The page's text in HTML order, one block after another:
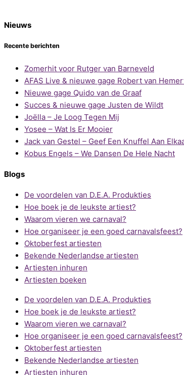
Nieuws
Recente berichten
Zomerhit voor Rutger van Barneveld
AFAS Live & nieuwe gage Robert van
Nieuwe gage Quido van de Graaf
Succes & nieuwe gage Justen de Wildt
Joëlla – Je Loog Tegen Mij
Yosee – Wat Is Er Mooier
Jack van Gestel – Geef Een Knuffel Aan
Kobus Engels – We Dansen De Hele Nacht
Blogs
De voordelen van D.E.A. Produkties
Hoe boek je de leukste artiest?
Waarom vieren we carnaval?
Hoe organiseer je een goed carnavalsfeest?
Oktoberfest artiesten
Bekende Nederlandse artiesten
Artiesten inhuren
Artiesten boeken
De voordelen van D.E.A. Produkties
Hoe boek je de leukste artiest?
Waarom vieren we carnaval?
Hoe organiseer je een goed carnavalsfeest?
Oktoberfest artiesten
Bekende Nederlandse artiesten
Artiesten inhuren